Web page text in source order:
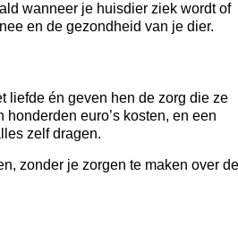
wanneer je huisdier ziek wordt of
en de gezondheid van je dier.
liefde én geven hen de zorg die ze
euro’s kosten, en een
zelf dragen.
zonder je zorgen te maken over de